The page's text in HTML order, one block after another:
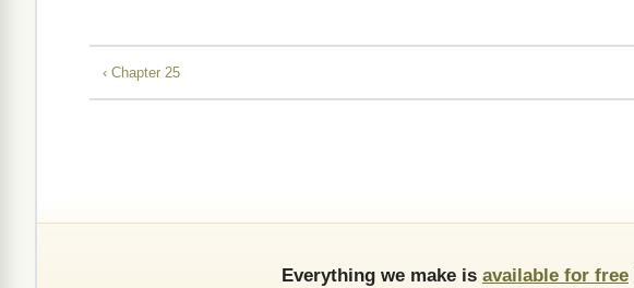
‹ Chapter 25
Everything we make is available for free